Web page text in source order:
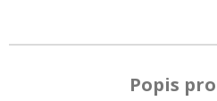
Popis